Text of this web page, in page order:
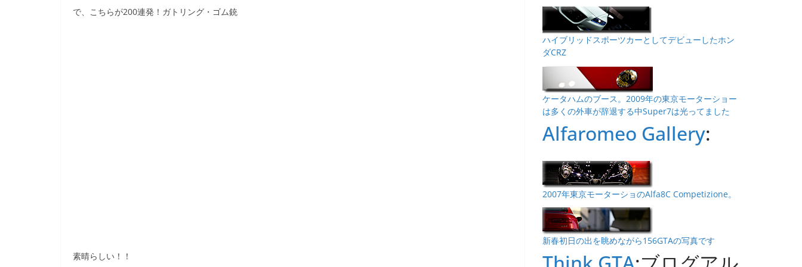
で、こちらが200連発！ガトリング・ゴム銃
素晴らしい！！
ハイブリッドスポーツカーとしてデビューしたホン
ダCRZ
ケータハムのブース。2009年の東京モーターショー
は多くの外車が辞退する中Super7は光ってました
Alfaromeo Gallery:
2007年東京モーターショのAlfa8C Competizione。
新春初日の出を眺めながら156GTAの写真です